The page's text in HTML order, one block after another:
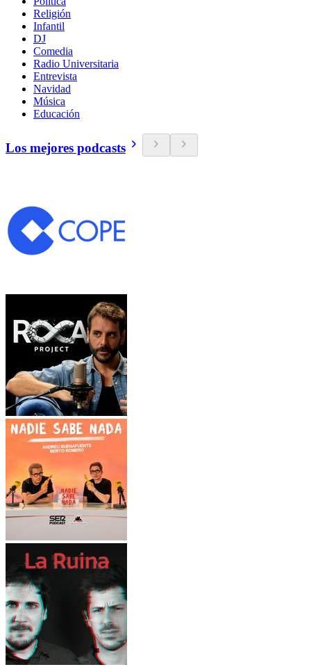
Religión
Infantil
DJ
Comedia
Radio Universitaria
Entrevista
Navidad
Música
Educación
Los mejores podcasts